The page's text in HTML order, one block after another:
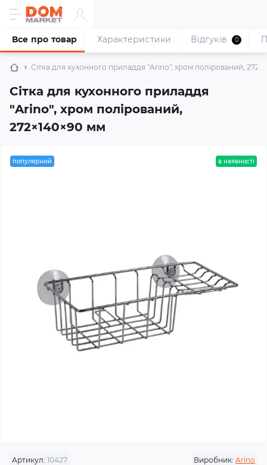
Сітка для кухонного приладдя "Arino", хром полірований,
Сітка для кухонного приладдя
"Arino", хром полірований,
272×140×90 мм
Все про товар Характеристики Відгуків 0
популярний в наявності
Артикул: 10427 Виробник: Arino